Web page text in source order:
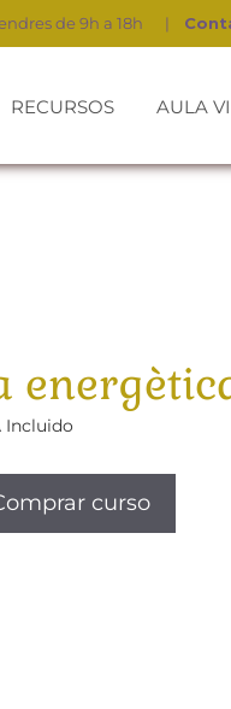
de 9h a 18h |
RECURSOS AULA
Incluido
curso